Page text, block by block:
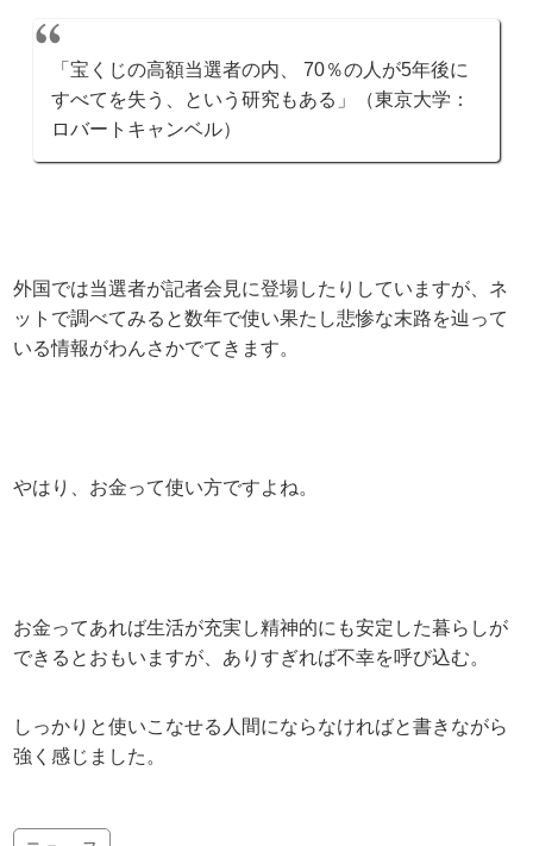
「宝くじの高額当選者の内、 70％の人が5年後に
すべてを失う、という研究もある」（東京大学：
ロバートキャンベル）
外国では当選者が記者会見に登場したりしていますが、ネ
ットで調べてみると数年で使い果たし悲惨な末路を辿って
いる情報がわんさかでてきます。
やはり、お金って使い方ですよね。
お金ってあれば生活が充実し精神的にも安定した暮らしが
できるとおもいますが、ありすぎれば不幸を呼び込む。
しっかりと使いこなせる人間にならなければと書きながら
強く感じました。